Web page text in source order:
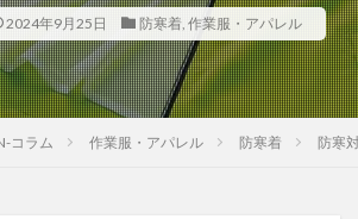
2024年9月25日 防寒着, 作業服・アパレル
コラム 作業服・アパレル 防寒着 防寒